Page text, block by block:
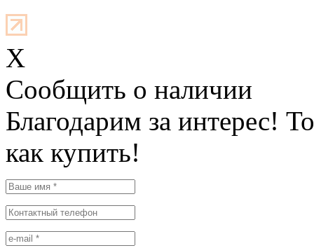
X
Cообщить о наличии
Благодарим за интерес!
как купить!